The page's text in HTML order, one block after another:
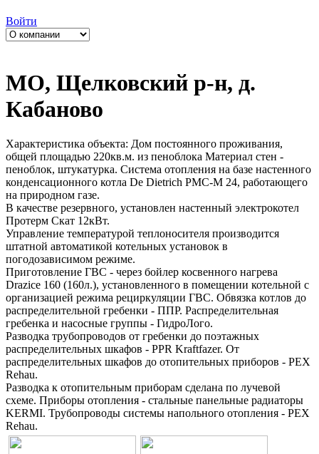
Войти
МО, Щелковский р-н, д.
Кабаново
Характеристика объекта: Дом постоянного проживания,
общей площадью 220кв.м. из пеноблока Материал стен -
пеноблок, штукатурка. Система отопления на базе настенного
конденсационного котла De Dietrich PMC-M 24, работающего
на природном газе.
В качестве резервного, установлен настенный электрокотел
Протерм Скат 12кВт.
Управление температурой теплоносителя производится
штатной автоматикой котельных установок в
погодозависимом режиме.
Приготовление ГВС - через бойлер косвенного нагрева
Drazice 160 (160л.), установленного в помещении котельной с
организацией режима рециркуляции ГВС. Обвязка котлов до
распределительной гребенки - ППР. Распределительная
гребенка и насосные группы - ГидроЛого.
Разводка трубопроводов от гребенки до поэтажных
распределительных шкафов - PPR Kraftfazer. От
распределительных шкафов до отопительных приборов - PEX
Rehau.
Разводка к отопительным приборам сделана по лучевой
схеме. Приборы отопления - стальные панельные радиаторы
KERMI. Трубопроводы системы напольного отопления - PEX
Rehau.